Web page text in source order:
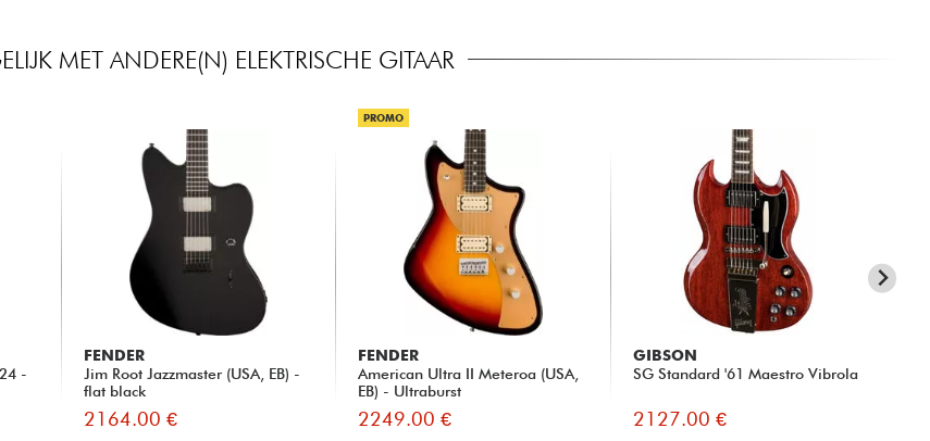
MET ANDERE(N) ELEKTRISCHE GITAAR
-
FENDER
Jim Root Jazzmaster (USA, EB) -
flat black
2164.00 €
PROMO
FENDER
American Ultra II Meteroa (USA,
EB) - Ultraburst
2249.00 €
GIBSON
SG Standard '61 Maestro Vibrola
2127.00 €